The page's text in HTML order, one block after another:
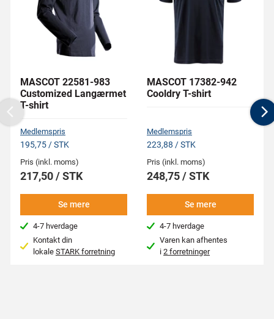
MASCOT 22581-983
Customized Langærmet
T-shirt
Medlemspris
195,75 / STK
Pris (inkl. moms)
217,50 / STK
Se mere
4-7 hverdage
Kontakt din
lokale STARK forretning
MASCOT 17382-942
Cooldry T-shirt
Medlemspris
223,88 / STK
Pris (inkl. moms)
248,75 / STK
Se mere
4-7 hverdage
Varen kan afhentes
i2 forretninger
Previous